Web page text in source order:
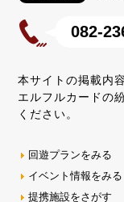
082-
本サイトの掲載内
エルフルカードの
ください。
回遊プランをみる
イベント情報をみる
提携施設をさがす